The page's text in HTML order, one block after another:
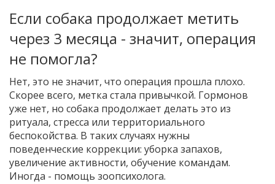
Если собака продолжает метить
через 3 месяца - значит, операция
не помогла?
Нет, это не значит, что операция прошла плохо.
Скорее всего, метка стала привычкой. Гормонов
уже нет, но собака продолжает делать это из
ритуала, стресса или территориального
беспокойства. В таких случаях нужны
поведенческие коррекции: уборка запахов,
увеличение активности, обучение командам.
Иногда - помощь зоопсихолога.